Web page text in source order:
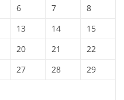
6 7
8
13 14
15
20 21
22
27 28
29